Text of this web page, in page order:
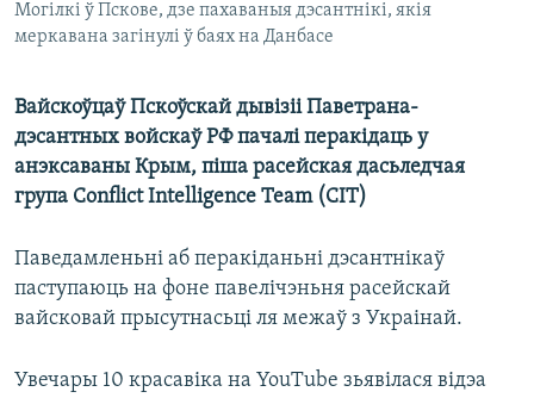
Могілкі ў Пскове, дзе пахаваныя дэсантнікі, якія
меркавана загінулі ў баях на Данбасе
Вайскоўцаў Пскоўскай дывізіі Паветрана-
дэсантных войскаў РФ пачалі перакідаць у
анэксаваны Крым, піша расейская дасьледчая
група Conflict Intelligence Team (CIT)
Паведамленьні аб перакіданьні дэсантнікаў
паступаюць на фоне павелічэньня расейскай
вайсковай прысутнасьці ля межаў з Украінай.
Увечары 10 красавіка на YouTube зьявілася відэа